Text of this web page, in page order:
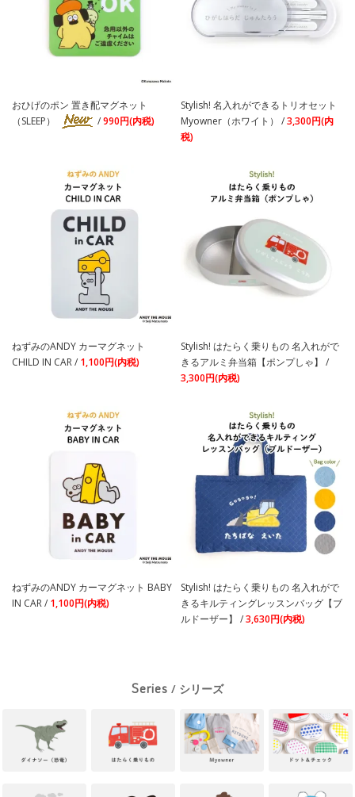
おひげのポン 置き配マグネット
（SLEEP）
/990円(内税)
Stylish! 名入れができるトリオセット
Myowner（ホワイト） /3,300円(内
税)
ねずみのANDY カーマグネット
CHILD IN CAR / 1,100円(内税)
Stylish! はたらく乗りもの 名入れがで
きるアルミ弁当箱【ポンプしゃ】 /
3,300円(内税)
ねずみのANDY カーマグネット BABY
IN CAR / 1,100円(内税)
Stylish! はたらく乗りもの 名入れがで
きるキルティングレッスンバッグ【ブ
ルドーザー】 /3,630円(内税)
Series / シリーズ